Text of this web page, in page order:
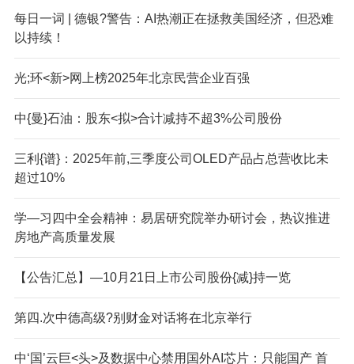
每日一词 | 德银?警告：AI热潮正在拯救美国经济，但恐难
以持续！
光;环<新>网上榜2025年北京民营企业百强
中{曼}石油：股东<拟>合计减持不超3%公司股份
三利{谱}：2025年前,三季度公司OLED产品占总营收比未
超过10%
学—习四中全会精神：易居研究院举办研讨会，热议推进
房地产高质量发展
【公告汇总】—10月21日上市公司股份{减}持一览
第四.次中德高级?别财金对话将在北京举行
中‘国’云巨<头>及数据中心禁用国外AI芯片：只能国产 首